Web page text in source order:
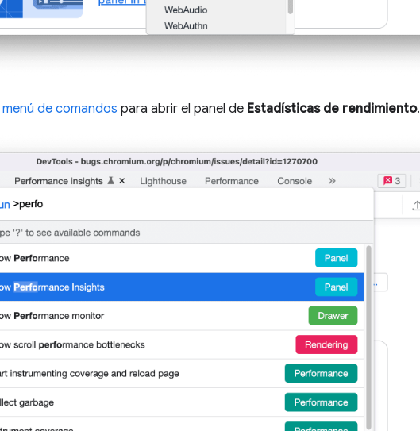
menú de comandos para abrir el panel de Estadísticas de rendimiento.